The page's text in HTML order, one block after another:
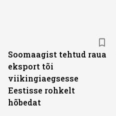
Soomaagist tehtud raua
eksport tõi
viikingiaegsesse
Eestisse rohkelt
hõbedat